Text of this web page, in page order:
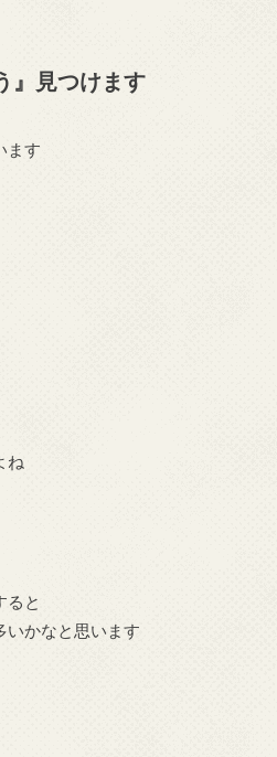
』見つけます
ます
ね
ると
いかなと思います